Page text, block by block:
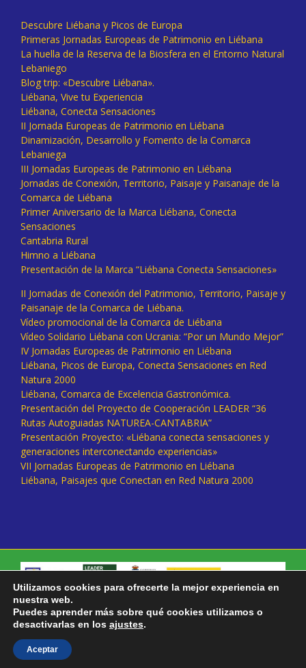
Descubre Liébana y Picos de Europa
Primeras Jornadas Europeas de Patrimonio en Liébana
La huella de la Reserva de la Biosfera en el Entorno Natural
Lebaniego
Blog trip: «Descubre Liébana».
Liébana, Vive tu Experiencia
Liébana, Conecta Sensaciones
II Jornada Europeas de Patrimonio en Liébana
Dinamización, Desarrollo y Fomento de la Comarca
Lebaniega
III Jornadas Europeas de Patrimonio en Liébana
Jornadas de Conexión, Territorio, Paisaje y Paisanaje de la
Comarca de Liébana
Primer Aniversario de la Marca Liébana, Conecta
Sensaciones
Cantabria Rural
Himno a Liébana
Presentación de la Marca “Liébana Conecta Sensaciones»
II Jornadas de Conexión del Patrimonio, Territorio, Paisaje y
Paisanaje de la Comarca de Liébana.
Vídeo promocional de la Comarca de Liébana
Vídeo Solidario Liébana con Ucrania: “Por un Mundo Mejor”
IV Jornadas Europeas de Patrimonio en Liébana
Liébana, Picos de Europa, Conecta Sensaciones en Red
Natura 2000
Liébana, Comarca de Excelencia Gastronómica.
Presentación del Proyecto de Cooperación LEADER “36
Rutas Autoguiadas NATUREA-CANTABRIA”
Presentación Proyecto: «Liébana conecta sensaciones y
generaciones interconectando experiencias»
VII Jornadas Europeas de Patrimonio en Liébana
Liébana, Paisajes que Conectan en Red Natura 2000
Utilizamos cookies para ofrecerte la mejor experiencia en
nuestra web.
Puedes aprender más sobre qué cookies utilizamos o
desactivarlas en los ajustes.
Aceptar